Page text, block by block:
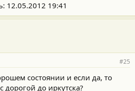
12.05.2012 19:41
#25
состоянии и если да, то
дорогой до иркутска?